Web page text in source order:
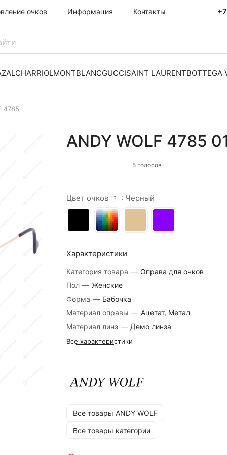
очков Информация Контакты
CHARRIOLMONTBLANCGUCCISAINT LAURENTBOTTEGA
4785
ANDY WOLF 4785
5 голосов
Цвет очков ? : Черный
Характеристики
Категория товара — Оправа для очков
Пол — Женские
Форма — Бабочка
Материал оправы — Ацетат, Метал
Материал линз — Демо линза
Все характеристики
Все товары ANDY WOLF
Все товары категории